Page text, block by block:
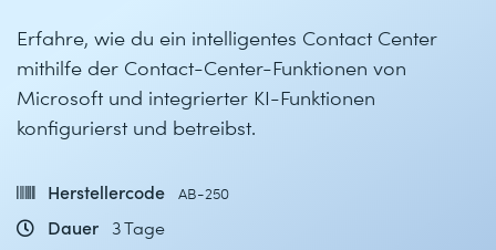
Erfahre, wie du ein intelligentes Contact Center
mithilfe der Contact-Center-Funktionen von
Microsoft und integrierter KI-Funktionen
konfigurierst und betreibst.
Herstellercode AB-250
Dauer 3 Tage